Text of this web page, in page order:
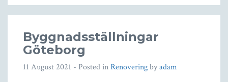
Byggnadsställningar
Göteborg
11 August 2021 - Posted inRenoveringbyadam